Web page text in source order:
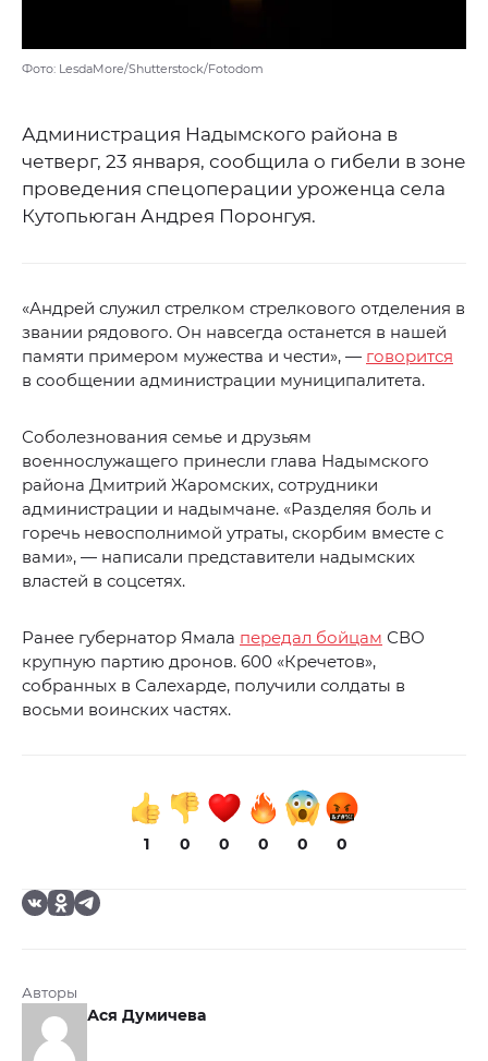
Фото: LesdaMore/Shutterstock/Fotodom
Администрация Надымского района в
четверг, 23 января, сообщила о гибели в зоне
проведения спецоперации уроженца села
Кутопьюган Андрея Поронгуя.
«Андрей служил стрелком стрелкового отделения в
звании рядового. Он навсегда останется в нашей
памяти примером мужества и чести», — говорится
в сообщении администрации муниципалитета.
Соболезнования семье и друзьям
военнослужащего принесли глава Надымского
района Дмитрий Жаромских, сотрудники
администрации и надымчане. «Разделяя боль и
горечь невосполнимой утраты, скорбим вместе с
вами», — написали представители надымских
властей в соцсетях.
Ранее губернатор Ямала передал бойцам СВО
крупную партию дронов. 600 «Кречетов»,
собранных в Салехарде, получили солдаты в
восьми воинских частях.
1 0 0 0 0 0
Авторы
Ася Думичева